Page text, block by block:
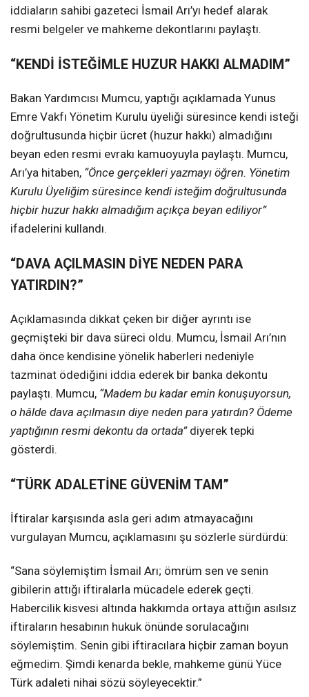
iddiaların sahibi gazeteci İsmail Arı’yı hedef alarak
resmi belgeler ve mahkeme dekontlarını paylaştı.
“KENDİ İSTEĞİMLE HUZUR HAKKI ALMADIM”
Bakan Yardımcısı Mumcu, yaptığı açıklamada Yunus
Emre Vakfı Yönetim Kurulu üyeliği süresince kendi isteği
doğrultusunda hiçbir ücret (huzur hakkı) almadığını
beyan eden resmi evrakı kamuoyuyla paylaştı. Mumcu,
Arı’ya hitaben, “Önce gerçekleri yazmayı öğren. Yönetim
Kurulu Üyeliğim süresince kendi isteğim doğrultusunda
hiçbir huzur hakkı almadığım açıkça beyan ediliyor”
ifadelerini kullandı.
“DAVA AÇILMASIN DİYE NEDEN PARA
YATIRDIN?”
Açıklamasında dikkat çeken bir diğer ayrıntı ise
geçmişteki bir dava süreci oldu. Mumcu, İsmail Arı’nın
daha önce kendisine yönelik haberleri nedeniyle
tazminat ödediğini iddia ederek bir banka dekontu
paylaştı. Mumcu, “Madem bu kadar emin konuşuyorsun,
o hâlde dava açılmasın diye neden para yatırdın? Ödeme
yaptığının resmi dekontu da ortada”diyerek tepki
gösterdi.
“TÜRK ADALETİNE GÜVENİM TAM”
İftiralar karşısında asla geri adım atmayacağını
vurgulayan Mumcu, açıklamasını şu sözlerle sürdürdü:
“Sana söylemiştim İsmail Arı; ömrüm sen ve senin
gibilerin attığı iftiralarla mücadele ederek geçti.
Habercilik kisvesi altında hakkımda ortaya attığın asılsız
iftiraların hesabının hukuk önünde sorulacağını
söylemiştim. Senin gibi iftiracılara hiçbir zaman boyun
eğmedim. Şimdi kenarda bekle, mahkeme günü Yüce
Türk adaleti nihai sözü söyleyecektir.”